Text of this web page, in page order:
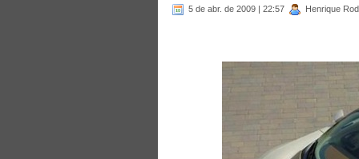
5 de abr. de 2009 | 22:57 Henrique